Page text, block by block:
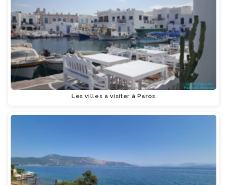
Les villes à visiter à Paros